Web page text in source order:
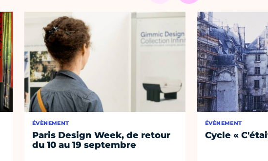
ÉVÈNEMENT
Paris Design Week, de retour
du 10 au 19 septembre
ÉVÈNEMENT
Cycle «